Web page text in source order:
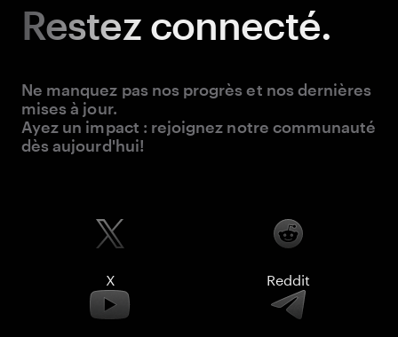
Restezconnecté.
Ne manquez pas nos progrès et nos dernières
mises à jour.
Ayez un impact : rejoignez notre communauté
dès aujourd'hui!
X Reddit